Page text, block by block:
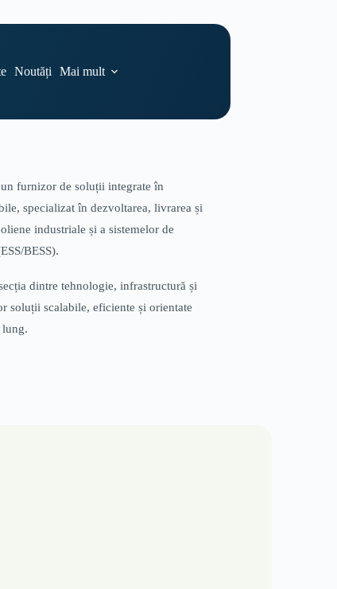
Noutăți Mai mult
furnizor de soluții integrate în
specializat în dezvoltarea, livrarea și
industriale și a sistemelor de
BESS).
dintre tehnologie, infrastructură și
soluții scalabile, eficiente și orientate
lung.